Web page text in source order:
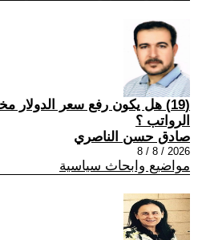
(19) هل يكون رفع سعر الدولار
الرواتب ؟
صادق حسن الناصري
2026 / 8 / 8
مواضيع وابحاث سياسية